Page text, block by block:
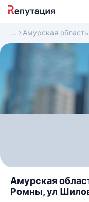
Амурская область
Амурская
Ромны, ул